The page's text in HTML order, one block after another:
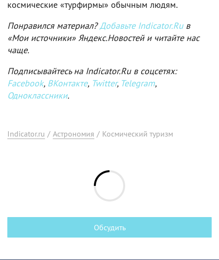
космические «турфирмы» обычным людям.
Понравился материал?Добавьте Indicator.Ruв
«Мои источники» Яндекс.Новостей и читайте нас
чаще.
Подписывайтесь на Indicator.Ru в соцсетях:
Facebook, ВКонтакте, Twitter, Telegram,
Одноклассники.
Indicator.ru / Астрономия / Космический туризм
Обсудить